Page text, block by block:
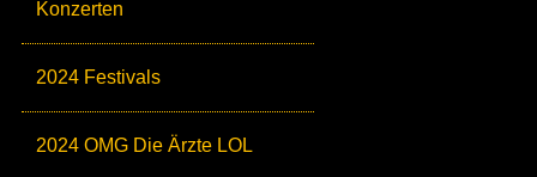
Konzerten
2024 Festivals
2024 OMG Die Ärzte LOL